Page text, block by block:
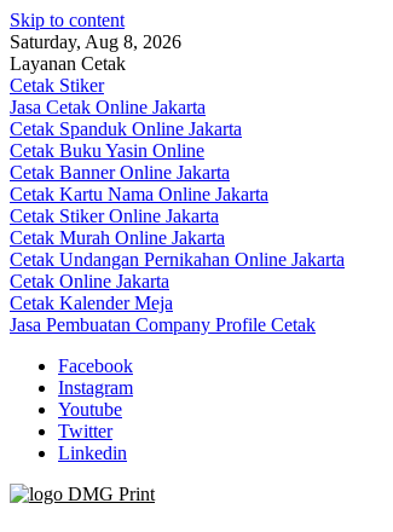
Skip to content
Saturday, Aug 8, 2026
Layanan Cetak
Cetak Stiker
Jasa Cetak Online Jakarta
Cetak Spanduk Online Jakarta
Cetak Buku Yasin Online
Cetak Banner Online Jakarta
Cetak Kartu Nama Online Jakarta
Cetak Stiker Online Jakarta
Cetak Murah Online Jakarta
Cetak Undangan Pernikahan Online Jakarta
Cetak Online Jakarta
Cetak Kalender Meja
Jasa Pembuatan Company Profile Cetak
Facebook
Instagram
Youtube
Twitter
Linkedin